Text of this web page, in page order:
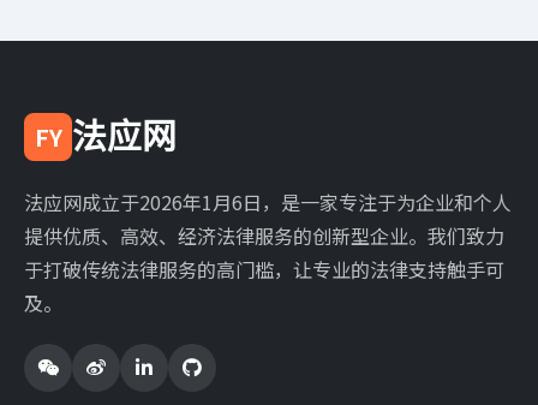
FY 法应网
法应网成立于2026年1月6日，是一家专注于为企业和个人
提供优质、高效、经济法律服务的创新型企业。我们致力
于打破传统法律服务的高门槛，让专业的法律支持触手可
及。